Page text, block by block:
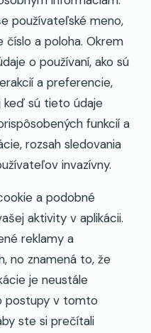
používateľské meno,
a poloha. Okrem
o používaní, ako sú
a preferencie,
keď sú tieto údaje
funkcií a
rozsah sledovania
invazívny.
a podobné
aktivity v aplikácii.
reklamy a
no znamená to, že
je neustále
postupy v tomto
ste si prečítali